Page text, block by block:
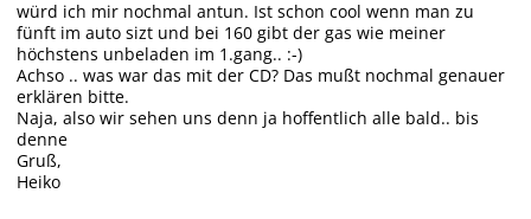
würd ich mir nochmal antun. Ist schon cool wenn man zu
fünft im auto sizt und bei 160 gibt der gas wie meiner
höchstens unbeladen im 1.gang.. :-)
Achso .. was war das mit der CD? Das mußt nochmal genauer
erklären bitte.
Naja, also wir sehen uns denn ja hoffentlich alle bald.. bis
denne
Gruß,
Heiko